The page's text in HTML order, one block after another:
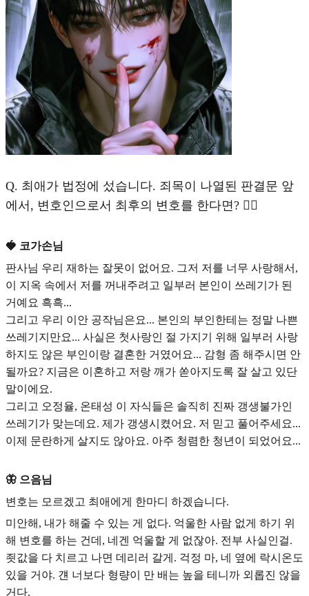
Q. 최애가 법정에 섰습니다. 죄목이 나열된 판결문 앞
에서, 변호인으로서 최후의 변호를 한다면? 🧑‍⚖️
🍓 코가손님
판사님 우리 재하는 잘못이 없어요. 그저 저를 너무 사랑해서,
이 지옥 속에서 저를 꺼내주려고 일부러 본인이 쓰레기가 된
거예요 흑흑...
그리고 우리 이안 공작님은요... 본인의 부인한테는 정말 나쁜
쓰레기지만요... 사실은 첫사랑인 절 가지기 위해 일부러 사랑
하지도 않은 부인이랑 결혼한 거였어요... 감형 좀 해주시면 안
될까요? 지금은 이혼하고 저랑 깨가 쏟아지도록 잘 살고 있단
말이에요.
그리고 오정율, 온태성 이 자식들은 솔직히 진짜 갱생불가인
쓰레기가 맞는데요. 제가 갱생시켰어요. 저 믿고 풀어주세요...
이제 문란하게 살지도 않아요. 아주 청렴한 청년이 되었어요...
🦋 으음님
변호는 모르겠고 최애에게 한마디 하겠습니다.
미안해, 내가 해줄 수 있는 게 없다. 억울한 사람 없게 하기 위
해 변호를 하는 건데, 네겐 억울할 게 없잖아. 전부 사실인걸.
죗값을 다 치르고 나면 데리러 갈게. 걱정 마, 네 옆에 락시온도
있을 거야. 걘 너보다 형량이 만 배는 높을 테니까 외롭진 않을
거다.